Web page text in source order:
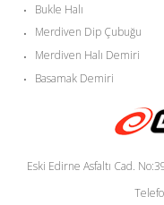
Bukle Halı
Merdiven Dip Çubuğu
Merdiven Halı Demiri
Basamak Demiri
Eski Edirne Asfaltı Cad.